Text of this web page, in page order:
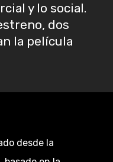
y lo social.
dos
la película
desde la